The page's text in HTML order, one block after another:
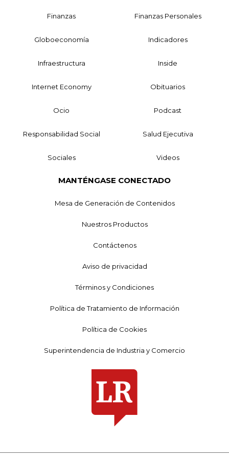
Finanzas Finanzas Personales
Globoeconomía Indicadores
Infraestructura Inside
Internet Economy Obituarios
Ocio Podcast
Responsabilidad Social Salud Ejecutiva
Sociales Videos
MANTÉNGASE CONECTADO
Mesa de Generación de Contenidos
Nuestros Productos
Contáctenos
Aviso de privacidad
Términos y Condiciones
Política de Tratamiento de Información
Política de Cookies
Superintendencia de Industria y Comercio